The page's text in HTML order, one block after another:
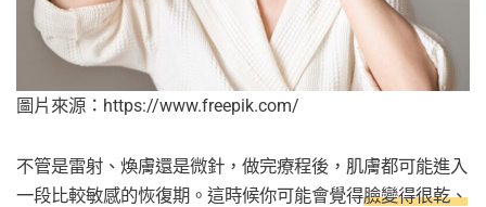
圖片來源：https://www.freepik.com/
不管是雷射、煥膚還是微針，做完療程後，肌膚都可能進入
一段比較敏感的恢復期。這時候你可能會覺得臉變得很乾、